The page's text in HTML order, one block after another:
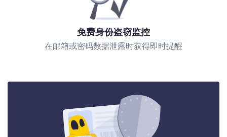
免费身份盗窃监控
在邮箱或密码数据泄露时获得即时提醒